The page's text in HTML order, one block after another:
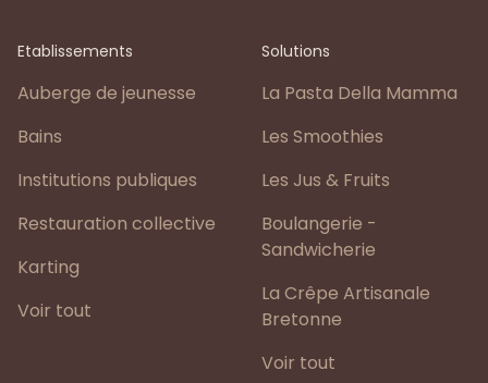
Etablissements
Auberge de jeunesse
Bains
Institutions publiques
Restauration collective
Karting
Voir tout
Solutions
La Pasta Della Mamma
Les Smoothies
Les Jus & Fruits
Boulangerie -
Sandwicherie
La Crêpe Artisanale
Bretonne
Voir tout